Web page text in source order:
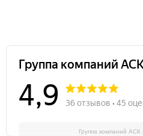
Группа компаний